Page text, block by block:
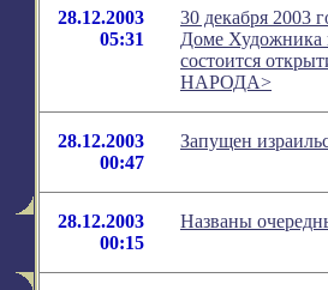
28.12.2003
05:31
30 декабря 2003
Доме Художника
состоится
НАРОДА>
28.12.2003
00:47
Запущен
28.12.2003
00:15
Названы